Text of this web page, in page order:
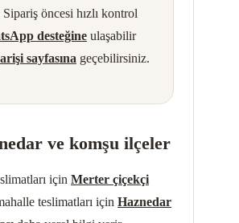
öncesi hızlı kontrol
desteğine ulaşabilir
sayfasına geçebilirsiniz.
ve komşu ilçeler
için Merter çiçekçi
teslimatları için Haznedar